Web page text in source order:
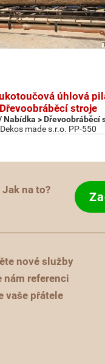
úhlová
Dřevoobráběcí stroje
Nabídka > Dřevoobráběcí
Dekos made s.r.o. PP-550
Jak na to?
nové služby
nám referenci
vaše přátele